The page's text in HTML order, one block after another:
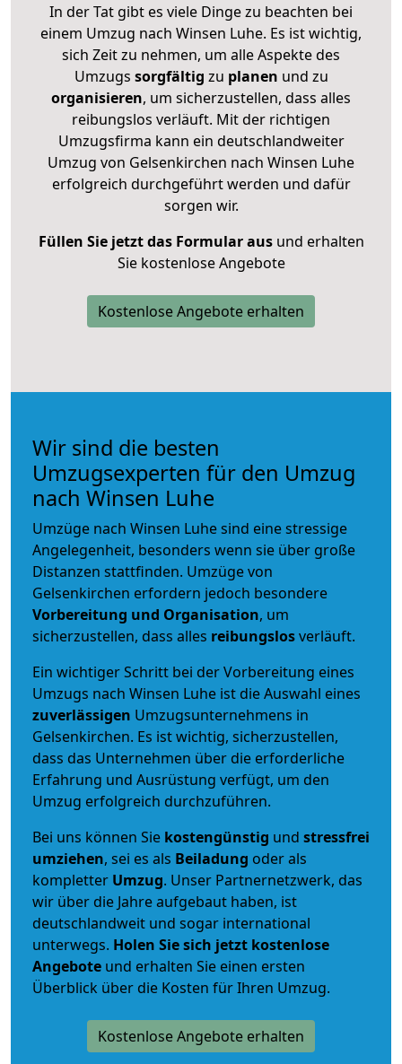
In der Tat gibt es viele Dinge zu beachten bei
einem Umzug nach Winsen Luhe. Es ist wichtig,
sich Zeit zu nehmen, um alle Aspekte des
Umzugs sorgfältig zu planen und zu
organisieren, um sicherzustellen, dass alles
reibungslos verläuft. Mit der richtigen
Umzugsfirma kann ein deutschlandweiter
Umzug von Gelsenkirchen nach Winsen Luhe
erfolgreich durchgeführt werden und dafür
sorgen wir.
Füllen Sie jetzt das Formular ausund erhalten
Sie kostenlose Angebote
Kostenlose Angebote erhalten
Wir sind die besten
Umzugsexperten für den Umzug
nach Winsen Luhe
Umzüge nach Winsen Luhe sind eine stressige
Angelegenheit, besonders wenn sie über große
Distanzen stattfinden. Umzüge von
Gelsenkirchen erfordern jedoch besondere
Vorbereitung und Organisation, um
sicherzustellen, dass alles reibungslosverläuft.
Ein wichtiger Schritt bei der Vorbereitung eines
Umzugs nach Winsen Luhe ist die Auswahl eines
zuverlässigen Umzugsunternehmens in
Gelsenkirchen. Es ist wichtig, sicherzustellen,
dass das Unternehmen über die erforderliche
Erfahrung und Ausrüstung verfügt, um den
Umzug erfolgreich durchzuführen.
Bei uns können Sie kostengünstig und stressfrei
umziehen, sei es als Beiladung oder als
kompletter Umzug. Unser Partnernetzwerk, das
wir über die Jahre aufgebaut haben, ist
deutschlandweit und sogar international
unterwegs. Holen Sie sich jetzt kostenlose
Angebote und erhalten Sie einen ersten
Überblick über die Kosten für Ihren Umzug.
Kostenlose Angebote erhalten